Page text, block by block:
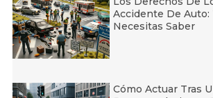
Accidente De Auto:
Necesitas Saber
Cómo Actuar Tras